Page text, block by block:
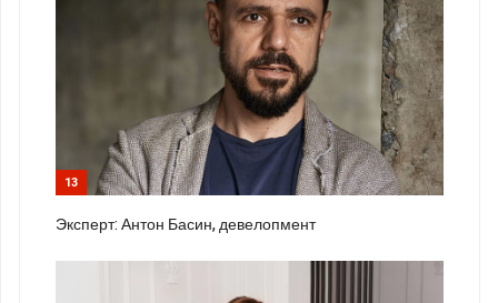
13
Эксперт: Антон Басин, девелопмент